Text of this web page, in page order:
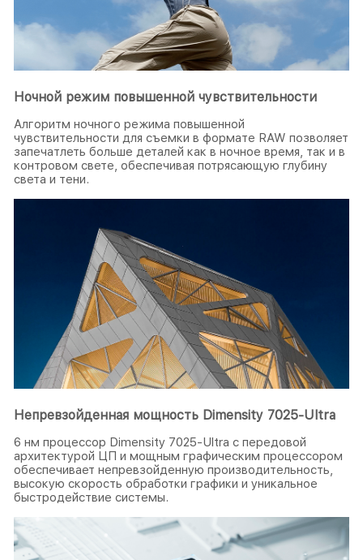
Ночной режим повышенной чувствительности
Алгоритм ночного режима повышенной
чувствительности для съемки в формате RAW позволяет
запечатлеть больше деталей как в ночное время, так и в
контровом свете, обеспечивая потрясающую глубину
света и тени.
Непревзойденная мощность Dimensity 7025-Ultra
6 нм процессор Dimensity 7025-Ultra с передовой
архитектурой ЦП и мощным графическим процессором
обеспечивает непревзойденную производительность,
высокую скорость обработки графики и уникальное
быстродействие системы.